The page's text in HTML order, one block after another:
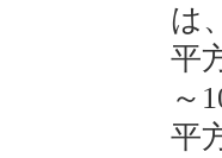
は
平
～
平